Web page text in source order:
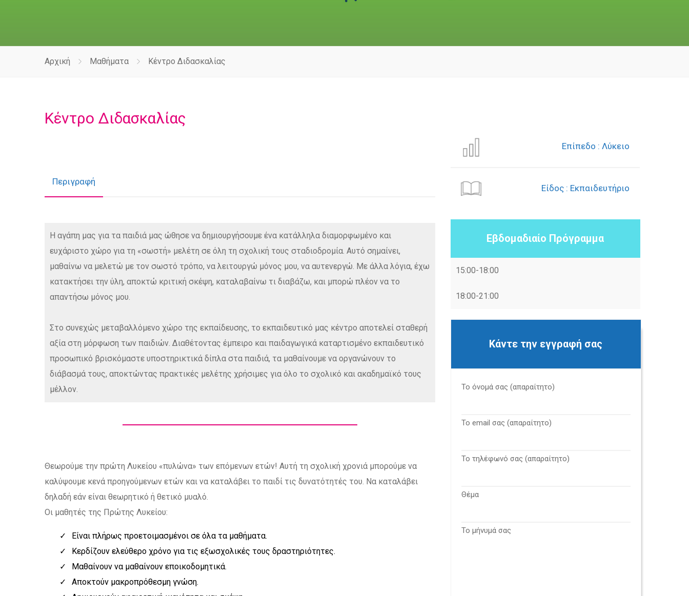
Αρχική Μαθήματα Κέντρο Διδασκαλίας
Κέντρο Διδασκαλίας
Περιγραφή
Η αγάπη μας για τα παιδιά μας ώθησε να δημιουργήσουμε ένα κατάλληλα διαμορφωμένο και
ευχάριστο χώρο για τη «σωστή» μελέτη σε όλη τη σχολική τους σταδιοδρομία. Αυτό σημαίνει,
μαθαίνω να μελετώ με τον σωστό τρόπο, να λειτουργώ μόνος μου, να αυτενεργώ. Με άλλα λόγια, έχω
κατακτήσει την ύλη, αποκτώ κριτική σκέψη, καταλαβαίνω τι διαβάζω, και μπορώ πλέον να το
απαντήσω μόνος μου.
Στο συνεχώς μεταβαλλόμενο χώρο της εκπαίδευσης, το εκπαιδευτικό μας κέντρο αποτελεί σταθερή
αξία στη μόρφωση των παιδιών. Διαθέτοντας έμπειρο και παιδαγωγικά καταρτισμένο εκπαιδευτικό
προσωπικό βρισκόμαστε υποστηρικτικά δίπλα στα παιδιά, τα μαθαίνουμε να οργανώνουν το
διάβασμά τους, αποκτώντας πρακτικές μελέτης χρήσιμες για όλο το σχολικό και ακαδημαϊκό τους
μέλλον.
Θεωρούμε την πρώτη Λυκείου «πυλώνα» των επόμενων ετών! Αυτή τη σχολική χρονιά μπορούμε να
καλύψουμε κενά προηγούμενων ετών και να καταλάβει το παιδί τις δυνατότητές του. Να καταλάβει
δηλαδή εάν είναι θεωρητικό ή θετικό μυαλό.
Οι μαθητές της Πρώτης Λυκείου:
Είναι πλήρως προετοιμασμένοι σε όλα τα μαθήματα.
Κερδίζουν ελεύθερο χρόνο για τις εξωσχολικές τους δραστηριότητες.
Μαθαίνουν να μαθαίνουν εποικοδομητικά.
Αποκτούν μακροπρόθεσμη γνώση.
Επίπεδο : Λύκειο
Είδος : Εκπαιδευτήριο
Εβδομαδιαίο Πρόγραμμα
15:00-18:00
18:00-21:00
Κάντε την εγγραφή σας
Το όνομά σας (απαραίτητο)
Το email σας (απαραίτητο)
Το τηλέφωνό σας (απαραίτητο)
Θέμα
Το μήνυμά σας